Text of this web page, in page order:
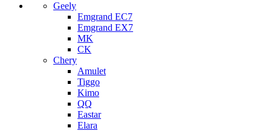
Geely
Emgrand EC7
Emgrand EX7
MK
CK
Chery
Amulet
Tiggo
Kimo
QQ
Eastar
Elara